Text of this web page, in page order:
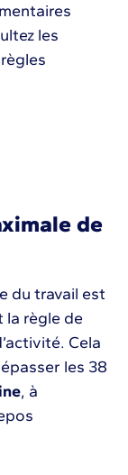
les
de
du travail est
la règle de
Cela
les 38
, à